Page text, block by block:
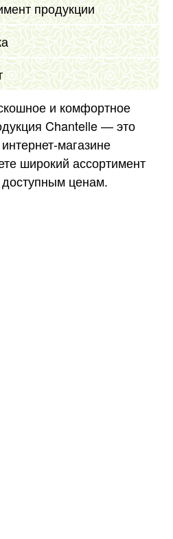
продукции
и комфортное
Chantelle — это
магазине
широкий ассортимент
ценам.